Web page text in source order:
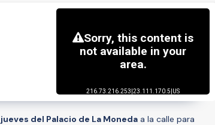
del Palacio de La Moneda a la calle para